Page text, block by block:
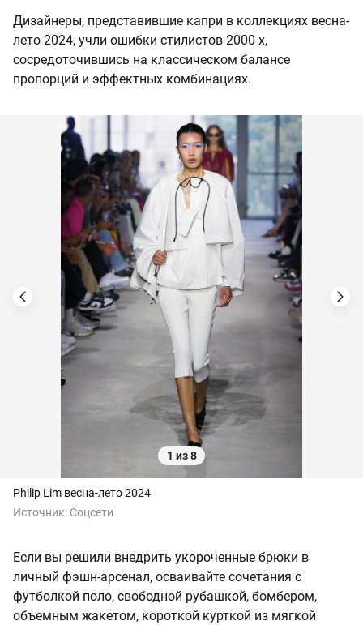
Дизайнеры, представившие капри в коллекциях весна-
лето 2024, учли ошибки стилистов 2000-х,
сосредоточившись на классическом балансе
пропорций и эффектных комбинациях.
1 из 8
Philip Lim весна-лето 2024
Источник: Соцсети
Если вы решили внедрить укороченные брюки в
личный фэшн-арсенал, осваивайте сочетания с
футболкой поло, свободной рубашкой, бомбером,
объемным жакетом, короткой курткой из мягкой